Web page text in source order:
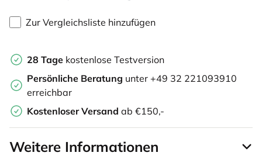
Zur Vergleichsliste hinzufügen
28 Tage kostenlose Testversion
Persönliche Beratung unter +49 32 221093910
erreichbar
Kostenloser Versand ab €150,-
Weitere Informationen